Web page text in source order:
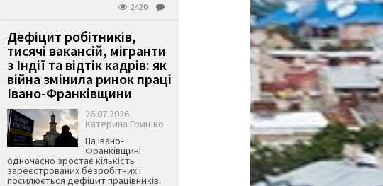
2420
Дефіцит робітників,
тисячі вакансій, мігранти
з Індії та відтік кадрів: як
війна змінила ринок праці
Івано-Франківщини
26.07.2026
Катерина Гришко
На Івано-
Франківщині
одночасно зростає кількість
зареєстрованих безробітних і
посилюється дефіцит працівників.